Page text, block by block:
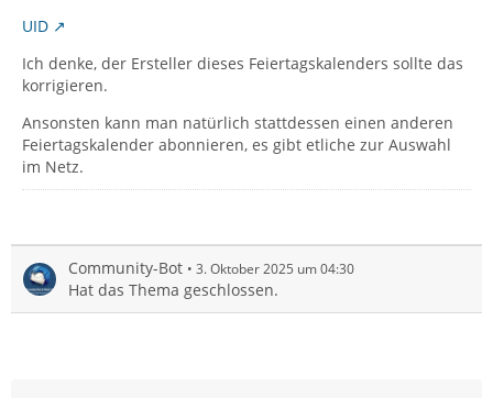
UID
Ich denke, der Ersteller dieses Feiertagskalenders sollte das
korrigieren.
Ansonsten kann man natürlich stattdessen einen anderen
Feiertagskalender abonnieren, es gibt etliche zur Auswahl
im Netz.
Community-Bot 3. Oktober 2025 um 04:30
Hat das Thema geschlossen.